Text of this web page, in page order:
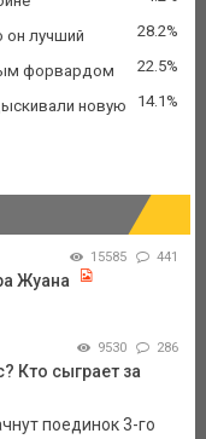
он лучший 28.2%
форвардом 22.5%
новую
14.1%
15585 441
Жуана
9530 286
Кто сыграет за
поединок 3-го